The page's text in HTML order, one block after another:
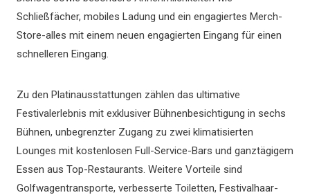
Schließfächer, mobiles Ladung und ein engagiertes Merch-
Store-alles mit einem neuen engagierten Eingang für einen
schnelleren Eingang.
Zu den Platinausstattungen zählen das ultimative
Festivalerlebnis mit exklusiver Bühnenbesichtigung in sechs
Bühnen, unbegrenzter Zugang zu zwei klimatisierten
Lounges mit kostenlosen Full-Service-Bars und ganztägigem
Essen aus Top-Restaurants. Weitere Vorteile sind
Golfwagentransporte, verbesserte Toiletten, Festivalhaar-